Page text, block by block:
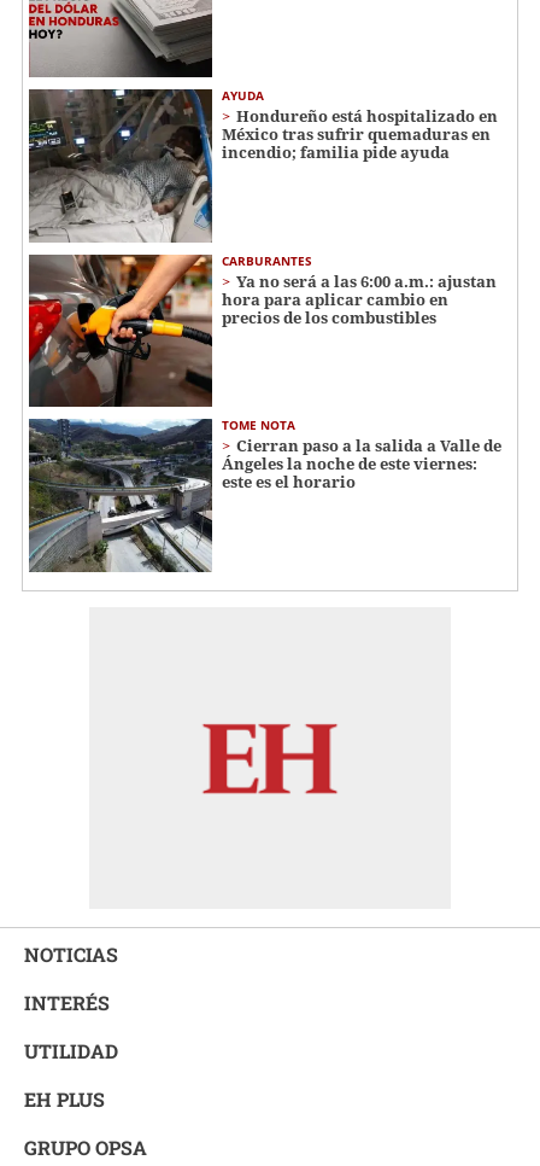
AYUDA
Hondureño está hospitalizado en
México tras sufrir quemaduras en
incendio; familia pide ayuda
CARBURANTES
Ya no será a las 6:00 a.m.: ajustan
hora para aplicar cambio en
precios de los combustibles
TOME NOTA
Cierran paso a la salida a Valle de
Ángeles la noche de este viernes:
este es el horario
NOTICIAS
INTERÉS
UTILIDAD
EH PLUS
GRUPO OPSA